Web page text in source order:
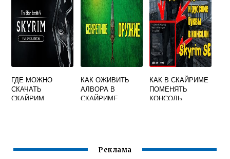
ГДЕ МОЖНО
СКАЧАТЬ
СКАЙРИМ
КАК ОЖИВИТЬ
АЛВОРА В
СКАЙРИМЕ
КАК В СКАЙРИМЕ
ПОМЕНЯТЬ
КОНСОЛЬ
Реклама